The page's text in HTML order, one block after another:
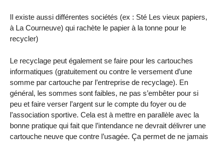
Il existe aussi différentes sociétés (ex : Sté Les vieux papiers,
à La Courneuve) qui rachète le papier à la tonne pour le
recycler)
Le recyclage peut également se faire pour les cartouches
informatiques (gratuitement ou contre le versement d’une
somme par cartouche par l’entreprise de recyclage). En
général, les sommes sont faibles, ne pas s’embêter pour si
peu et faire verser l’argent sur le compte du foyer ou de
l’association sportive. Cela est à mettre en parallèle avec la
bonne pratique qui fait que l’intendance ne devrait délivrer une
cartouche neuve que contre l’usagée. Ça permet de ne jamais